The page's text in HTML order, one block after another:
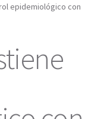
epidemiológico con